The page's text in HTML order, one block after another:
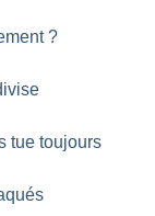
?
tue toujours